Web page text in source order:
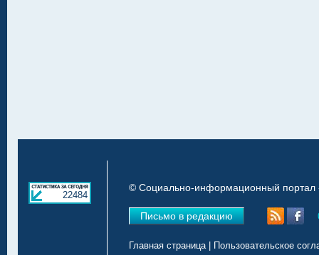
22484
© Социально-информационный портал
Письмо в редакцию
Главная страница| Пользовательское